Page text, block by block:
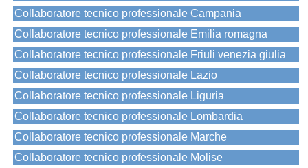
Collaboratore tecnico professionale Campania
Collaboratore tecnico professionale Emilia romagna
Collaboratore tecnico professionale Friuli venezia giulia
Collaboratore tecnico professionale Lazio
Collaboratore tecnico professionale Liguria
Collaboratore tecnico professionale Lombardia
Collaboratore tecnico professionale Marche
Collaboratore tecnico professionale Molise